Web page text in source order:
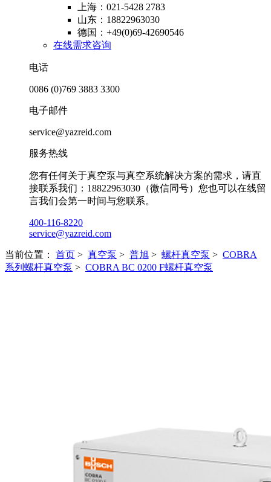
上海：021-5428 2783
山东：18822963030
德国：+49(0)69-42690546
在线需求咨询
电话
0086 (0)769 3883 3300
电子邮件
service@yazreid.com
服务热线
您有任何关于真空泵与真空系统解决方案的需求，请直
接联系我们：18822963030（微信同号）您也可以在线留
言我们会第一时间与您联系。
400-116-8220
service@yazreid.com
当前位置： 首页 > 真空泵 > 普旭 > 螺杆真空泵 > COBRA
系列螺杆真空泵 > COBRA BC 0200 F螺杆真空泵